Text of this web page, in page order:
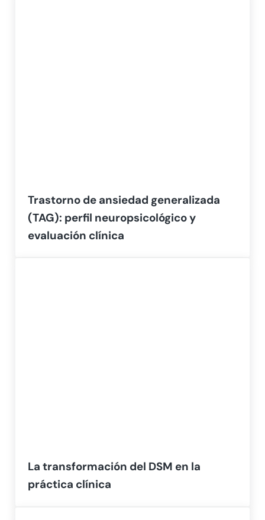
Trastorno de ansiedad generalizada
(TAG): perfil neuropsicológico y
evaluación clínica
La transformación del DSM en la
práctica clínica